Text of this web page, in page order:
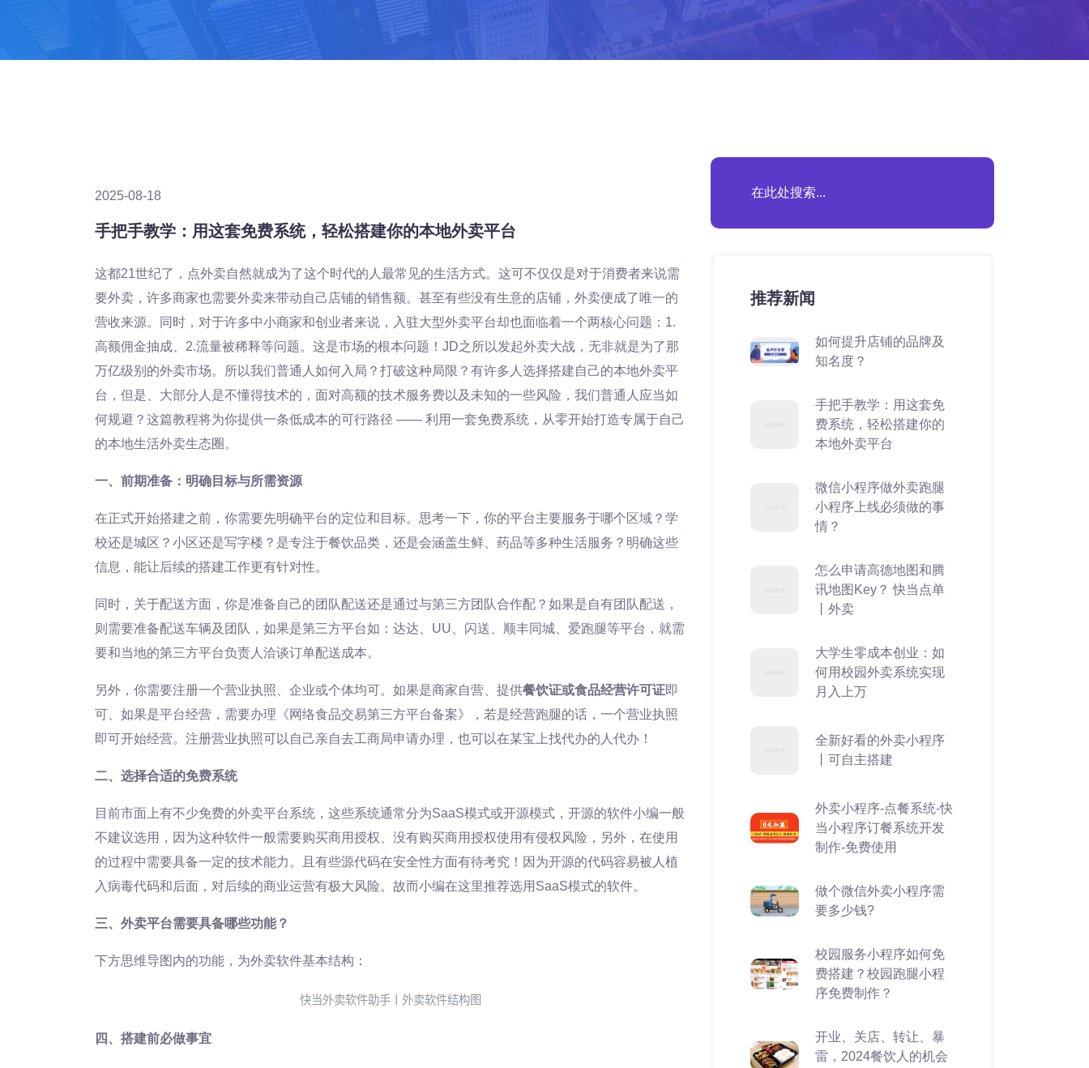
2025-08-18
手把手教学：用这套免费系统，轻松搭建你的本地外卖平台
这都21世纪了，点外卖自然就成为了这个时代的人最常见的生活方式。这可不仅仅是对于消费者来说需
要外卖，许多商家也需要外卖来带动自己店铺的销售额。甚至有些没有生意的店铺，外卖便成了唯一的
营收来源。同时，对于许多中小商家和创业者来说，入驻大型外卖平台却也面临着一个两核心问题：1.
高额佣金抽成、2.流量被稀释等问题。这是市场的根本问题！JD之所以发起外卖大战，无非就是为了那
万亿级别的外卖市场。所以我们普通人如何入局？打破这种局限？有许多人选择搭建自己的本地外卖平
台，但是、大部分人是不懂得技术的，面对高额的技术服务费以及未知的一些风险，我们普通人应当如
何规避？这篇教程将为你提供一条低成本的可行路径 —— 利用一套免费系统，从零开始打造专属于自己
的本地生活外卖生态圈。
一、前期准备：明确目标与所需资源
在正式开始搭建之前，你需要先明确平台的定位和目标。思考一下，你的平台主要服务于哪个区域？学
校还是城区？小区还是写字楼？是专注于餐饮品类，还是会涵盖生鲜、药品等多种生活服务？明确这些
信息，能让后续的搭建工作更有针对性。
同时，关于配送方面，你是准备自己的团队配送还是通过与第三方团队合作配？如果是自有团队配送，
则需要准备配送车辆及团队，如果是第三方平台如：达达、UU、闪送、顺丰同城、爱跑腿等平台，就需
要和当地的第三方平台负责人洽谈订单配送成本。
另外，你需要注册一个营业执照、企业或个体均可。如果是商家自营、提供餐饮证或食品经营许可证即
可、如果是平台经营，需要办理《网络食品交易第三方平台备案》，若是经营跑腿的话，一个营业执照
即可开始经营。注册营业执照可以自己亲自去工商局申请办理，也可以在某宝上找代办的人代办！
二、选择合适的免费系统
目前市面上有不少免费的外卖平台系统，这些系统通常分为SaaS模式或开源模式，开源的软件小编一般
不建议选用，因为这种软件一般需要购买商用授权、没有购买商用授权使用有侵权风险，另外，在使用
的过程中需要具备一定的技术能力。且有些源代码在安全性方面有待考究！因为开源的代码容易被人植
入病毒代码和后面，对后续的商业运营有极大风险。故而小编在这里推荐选用SaaS模式的软件。
三、外卖平台需要具备哪些功能？
下方思维导图内的功能，为外卖软件基本结构：
快当外卖软件助手丨外卖软件结构图
四、搭建前必做事宜
推荐新闻
如何提升店铺的品牌及
知名度？
手把手教学：用这套免
费系统，轻松搭建你的
本地外卖平台
微信小程序做外卖跑腿
小程序上线必须做的事
情？
怎么申请高德地图和腾
讯地图Key？ 快当点单
丨外卖
大学生零成本创业：如
何用校园外卖系统实现
月入上万
全新好看的外卖小程序
丨可自主搭建
外卖小程序-点餐系统-快
当小程序订餐系统开发
制作-免费使用
做个微信外卖小程序需
要多少钱?
校园服务小程序如何免
费搭建？校园跑腿小程
序免费制作？
开业、关店、转让、暴
雷，2024餐饮人的机会